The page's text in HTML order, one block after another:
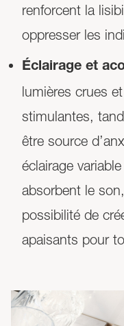
renforcent la
oppresser les
Éclairage et
lumières crues
stimulantes,
être source
éclairage
absorbent le
possibilité de
apaisants pour